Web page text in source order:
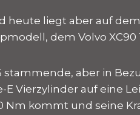
heute liegt aber auf
dem Volvo XC90
aber in
Vierzylinder auf eine
kommt und seine